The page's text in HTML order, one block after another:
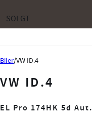
Biler VW ID.4
VW ID.4
EL Pro 174HK 5d Aut.
SOLGT